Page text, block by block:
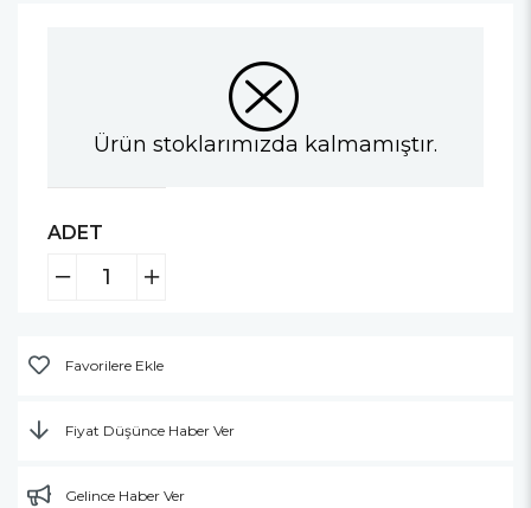
Ürün stoklarımızda kalmamıştır.
ADET
Favorilere Ekle
Fiyat Düşünce Haber Ver
Gelince Haber Ver